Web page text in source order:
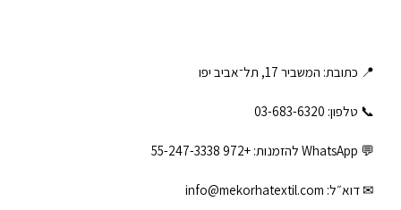
📍 כתובת: המשביר 17, תל־אביב יפו
📞 טלפון: ‎03-683-6320
💬 WhatsApp להזמנות: +972 55-247-3338
✉ דוא״ל: info@mekorhatextil.com